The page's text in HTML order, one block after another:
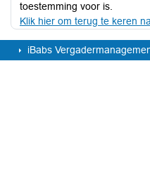
toestemming voor is.
Klik hier om terug te keren
iBabs